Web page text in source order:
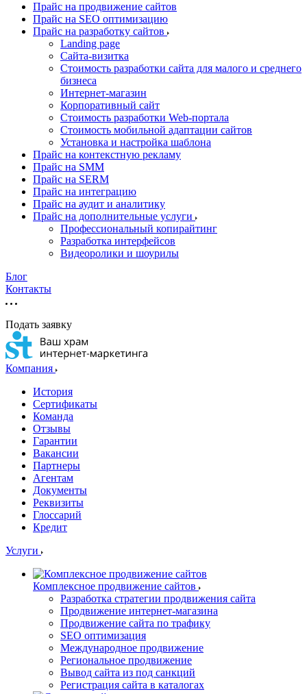
Прайс на продвижение сайтов
Прайс на SEO оптимизацию
Прайс на разработку сайтов
Landing page
Cайта-визитка
Стоимость разработки сайта для малого и среднего
бизнеса
Интернет-магазин
Корпоративный сайт
Стоимость разработки Web-портала
Стоимость мобильной адаптации сайтов
Установка и настройка шаблона
Прайс на контекстную рекламу
Прайс на SMM
Прайс на SERM
Прайс на интеграцию
Прайс на аудит и аналитику
Прайс на дополнительные услуги
Профессиональный копирайтинг
Разработка интерфейсов
Видеоролики и шоурилы
Блог
Контакты
Подать заявку
Компания
История
Сертификаты
Команда
Отзывы
Гарантии
Вакансии
Партнеры
Агентам
Документы
Реквизиты
Глоссарий
Кредит
Услуги
Комплексное продвижение сайтов
Разработка стратегии продвижения сайта
Продвижение интернет-магазина
Продвижение сайта по трафику
SEO оптимизация
Международное продвижение
Региональное продвижение
Вывод сайта из под санкций
Регистрация сайта в каталогах